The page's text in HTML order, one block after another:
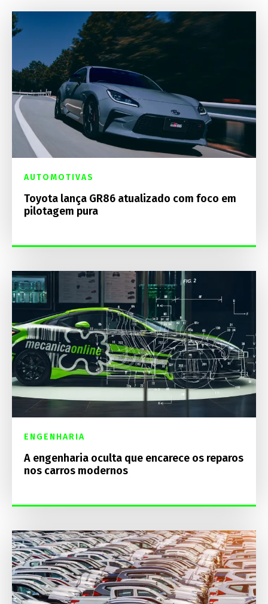
AUTOMOTIVAS
Toyota lança GR86 atualizado com foco em
pilotagem pura
ENGENHARIA
A engenharia oculta que encarece os reparos
nos carros modernos